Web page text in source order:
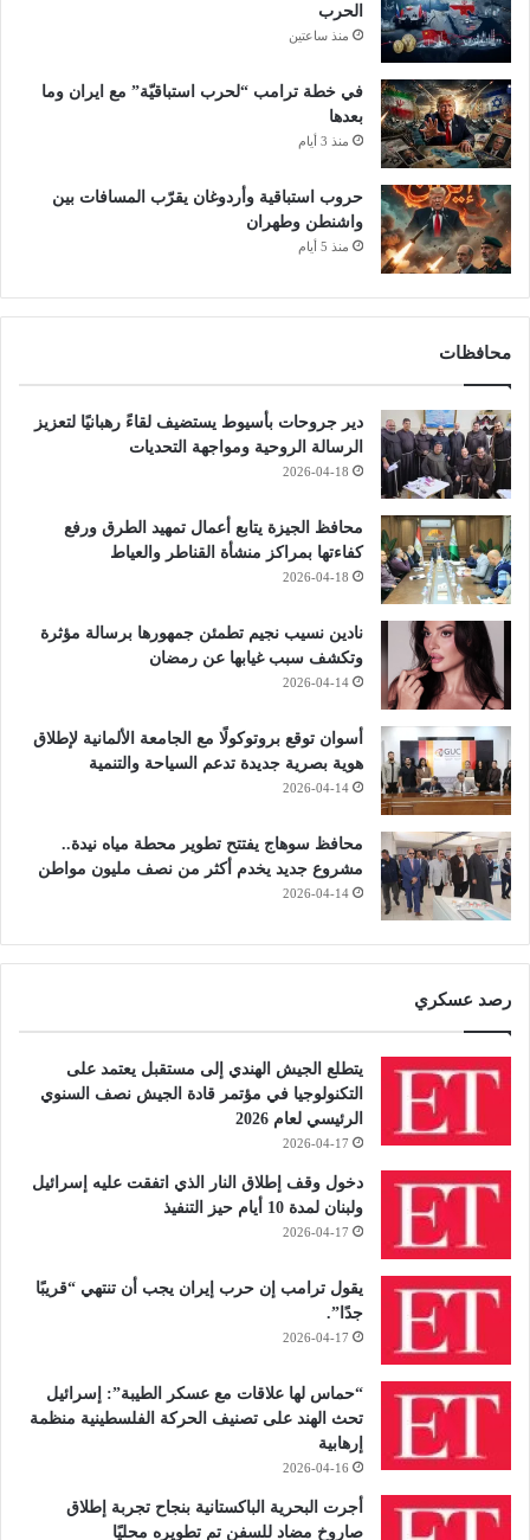
الحرب
منذ ساعتين
في خطة ترامب “لحرب استباقيّة” مع ايران وما
بعدها
منذ 3 أيام
حروب استباقية وأردوغان يقرّب المسافات بين
واشنطن وطهران
منذ 5 أيام
محافظات
دير جروحات بأسيوط يستضيف لقاءً رهبانيًا لتعزيز
الرسالة الروحية ومواجهة التحديات
2026-04-18
محافظ الجيزة يتابع أعمال تمهيد الطرق ورفع
كفاءتها بمراكز منشأة القناطر والعياط
2026-04-18
نادين نسيب نجيم تطمئن جمهورها برسالة مؤثرة
وتكشف سبب غيابها عن رمضان
2026-04-14
أسوان توقع بروتوكولًا مع الجامعة الألمانية لإطلاق
هوية بصرية جديدة تدعم السياحة والتنمية
2026-04-14
محافظ سوهاج يفتتح تطوير محطة مياه نيدة..
مشروع جديد يخدم أكثر من نصف مليون مواطن
2026-04-14
رصد عسكري
يتطلع الجيش الهندي إلى مستقبل يعتمد على
التكنولوجيا في مؤتمر قادة الجيش نصف السنوي
الرئيسي لعام 2026
2026-04-17
دخول وقف إطلاق النار الذي اتفقت عليه إسرائيل
ولبنان لمدة 10 أيام حيز التنفيذ
2026-04-17
يقول ترامب إن حرب إيران يجب أن تنتهي “قريبًا
جدًا”.
2026-04-17
“حماس لها علاقات مع عسكر الطيبة”: إسرائيل
تحث الهند على تصنيف الحركة الفلسطينية منظمة
إرهابية
2026-04-16
أجرت البحرية الباكستانية بنجاح تجربة إطلاق
صاروخ مضاد للسفن تم تطويره محليًا